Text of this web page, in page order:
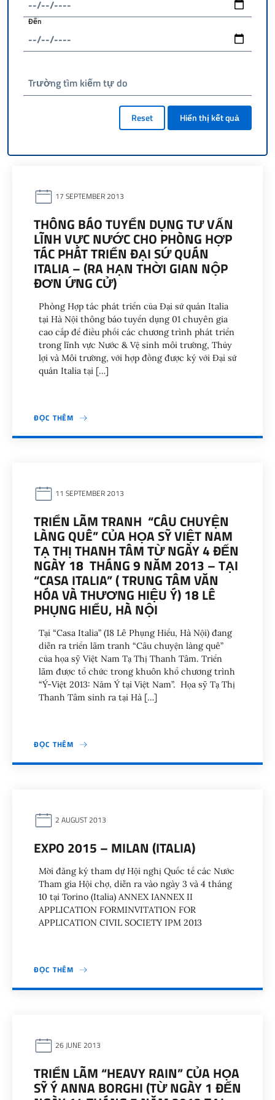
Đến
Trường tìm kiếm tự do
Reset Hiển thị kết quả
17 SEPTEMBER 2013
THÔNG BÁO TUYỂN DỤNG TƯ VẤN
LĨNH VỰC NƯỚC CHO PHÒNG HỢP
TÁC PHÁT TRIỂN ĐẠI SỨ QUÁN
ITALIA – (RA HẠN THỜI GIAN NỘP
ĐƠN ỨNG CỬ)
Phòng Hợp tác phát triển của Đại sứ quán Italia
tại Hà Nội thông báo tuyển dụng 01 chuyên gia
cao cấp để điều phối các chương trình phát triển
trong lĩnh vực Nước & Vệ sinh môi trường, Thủy
lợi và Môi trường, với hợp đồng được ký với Đại sứ
quán Italia tại […]
ĐỌC THÊM
11 SEPTEMBER 2013
TRIỂN LÃM TRANH “CÂU CHUYỆN
LÀNG QUÊ” CỦA HỌA SỸ VIỆT NAM
TẠ THỊ THANH TÂM TỪ NGÀY 4 ĐẾN
NGÀY 18 THÁNG 9 NĂM 2013 – TẠI
“CASA ITALIA” ( TRUNG TÂM VĂN
HÓA VÀ THƯƠNG HIỆU Ý) 18 LÊ
PHỤNG HIỂU, HÀ NỘI
Tại “Casa Italia” (18 Lê Phụng Hiểu, Hà Nội) đang
diễn ra triển lãm tranh “Câu chuyện làng quê”
của họa sỹ Việt Nam Tạ Thị Thanh Tâm. Triển
lãm được tổ chức trong khuôn khổ chương trình
“Ý-Việt 2013: Năm Ý tại Việt Nam”. Họa sỹ Tạ Thị
Thanh Tâm sinh ra tại Hà […]
ĐỌC THÊM
2 AUGUST 2013
EXPO 2015 – MILAN (ITALIA)
Mời đăng ký tham dự Hội nghị Quốc tế các Nước
Tham gia Hội chợ, diễn ra vào ngày 3 và 4 tháng
10 tại Torino (Italia) ANNEX IANNEX II
APPLICATION FORMINVITATION FOR
APPLICATION CIVIL SOCIETY IPM 2013
ĐỌC THÊM
26 JUNE 2013
TRIỂN LÃM “HEAVY RAIN” CỦA HỌA
SỸ Ý ANNA BORGHI (TỪ NGÀY 1 ĐẾN